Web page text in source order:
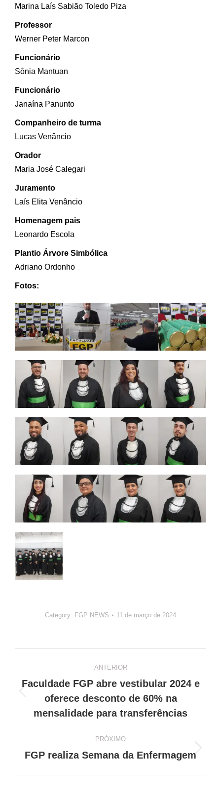
Marina Laís Sabião Toledo Piza
Professor
Werner Peter Marcon
Funcionário
Sônia Mantuan
Funcionário
Janaína Panunto
Companheiro de turma
Lucas Venâncio
Orador
Maria José Calegari
Juramento
Laís Elita Venâncio
Homenagem pais
Leonardo Escola
Plantio Árvore Simbólica
Adriano Ordonho
Fotos:
Category: FGP NEWS 11 de março de 2024
de
post:
ANTERIOR
Post
anterior:
Faculdade FGP abre vestibular 2024 e
oferece desconto de 60% na
mensalidade para transferências
PRÓXIMO
Próximo
FGP realiza Semana da Enfermagem